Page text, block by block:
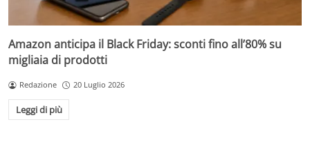
Amazon anticipa il Black Friday: sconti fino all’80% su
migliaia di prodotti
Redazione 20 Luglio 2026
Leggi di più